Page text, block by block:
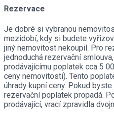
Rezervace
Je dobré si vybranou
mezidobí, kdy si budete
jiný nemovitost nekoupil. Pro
jednoduchá rezervační
prodávajícímu poplatek cca 5
ceny nemovitosti). Tento
úhrady kupní ceny. Pokud
rezervační poplatek propadá.
prodávající, vrací zpravidla